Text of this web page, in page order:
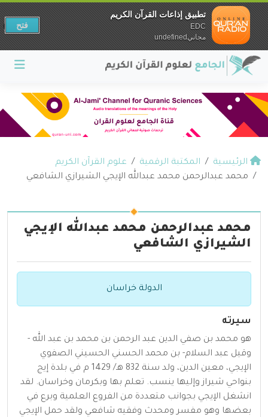
الرئيسية المكتبة الرقمية
علوم القرآن الكريم
محمد عبدالرحمن محمد عبدالله الإيجي الشيرازي الشافعي
محمد عبدالرحمن محمد عبدالله الإيجي
الشيرازي الشافعي
الدولة خراسان
سيرته
هو محمد بن صفي الدين عبد الرحمن بن محمد بن عبد الله -
وقيل عبد السلام- بن محمد الحسني الحسيني الصفوي
الإيجي، معين الدين، ولد سنة 832 هـ/ 1429 م في بلدة إيج
بنواحي شيراز وإليها ينسب. تعلم بها وبكرمان وخراسان. لقد
انشغل الإيجي بجوانب متعددة من الفروع العلمية وبرع في
بعضها وهو مفسر ومحدث وفقيه شافعي ولقد حمل الإيجي
تطبيق إذاعات القرآن الكريم
EDC
مجانيundefined
فتح